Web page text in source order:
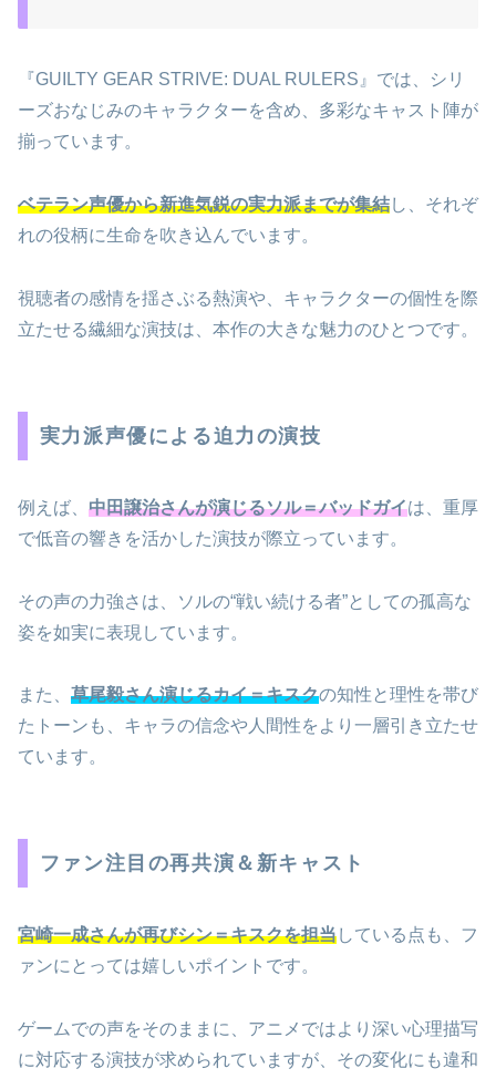
『GUILTY GEAR STRIVE: DUAL RULERS』では、シリ
ーズおなじみのキャラクターを含め、多彩なキャスト陣が
揃っています。
ベテラン声優から新進気鋭の実力派までが集結し、それぞ
れの役柄に生命を吹き込んでいます。
視聴者の感情を揺さぶる熱演や、キャラクターの個性を際
立たせる繊細な演技は、本作の大きな魅力のひとつです。
実力派声優による迫力の演技
例えば、 中田譲治さんが演じるソル＝バッドガイは、重厚
で低音の響きを活かした演技が際立っています。
その声の力強さは、ソルの“戦い続ける者”としての孤高な
姿を如実に表現しています。
また、 草尾毅さん演じるカイ＝キスクの知性と理性を帯び
たトーンも、キャラの信念や人間性をより一層引き立たせ
ています。
ファン注目の再共演＆新キャスト
宮崎一成さんが再びシン＝キスクを担当している点も、フ
ァンにとっては嬉しいポイントです。
ゲームでの声をそのままに、アニメではより深い心理描写
に対応する演技が求められていますが、その変化にも違和